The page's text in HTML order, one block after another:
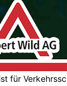
für